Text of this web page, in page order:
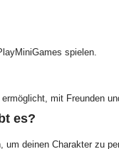
spielen.
mit Freunden
es?
deinen Charakter zu